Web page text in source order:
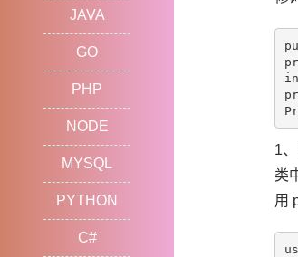
JAVA
GO
PHP
NODE
MYSQL
PYTHON
C#
1
类
用